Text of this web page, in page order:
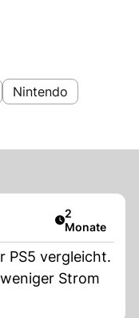
Nintendo
Artikel
2
Monate
PS5 vergleicht.
Strom